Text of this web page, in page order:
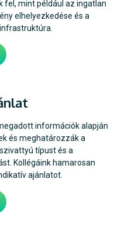
fel, mint például az ingatlan
elhelyezkedése és a
információk alapján
és meghatározzák a
típust és a
Kollégáink hamarosan
ajánlatot.